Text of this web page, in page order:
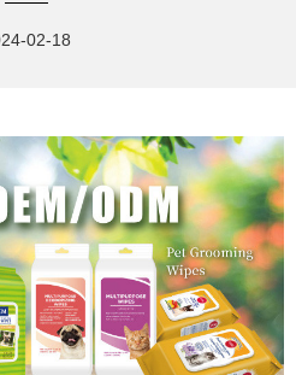
02-18